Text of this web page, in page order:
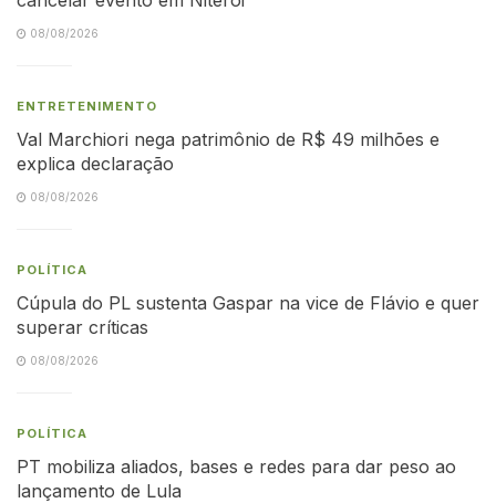
08/08/2026
ENTRETENIMENTO
Val Marchiori nega patrimônio de R$ 49 milhões e
explica declaração
08/08/2026
POLÍTICA
Cúpula do PL sustenta Gaspar na vice de Flávio e quer
superar críticas
08/08/2026
POLÍTICA
PT mobiliza aliados, bases e redes para dar peso ao
lançamento de Lula